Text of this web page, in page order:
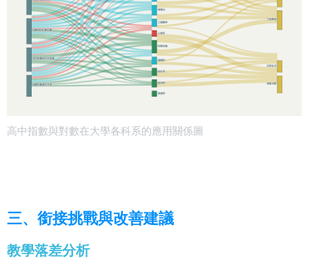
高中指數與對數在大學各科系的應用關係圖
三、銜接挑戰與改善建議
教學落差分析